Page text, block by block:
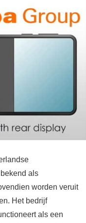
als
worden veruit
Het bedrijf
als een